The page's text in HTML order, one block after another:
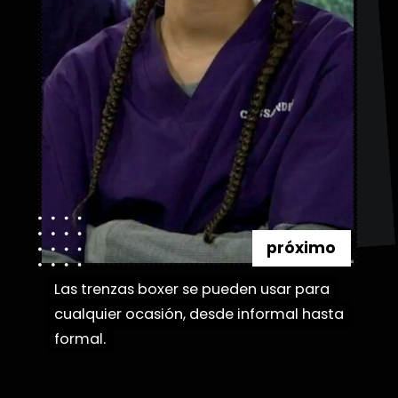
Las trenzas boxer se pueden usar para
cualquier ocasión, desde informal hasta
formal.
Las trenzas boxer se pueden usar para
cualquier ocasión, desde informal hasta
formal.
próximo